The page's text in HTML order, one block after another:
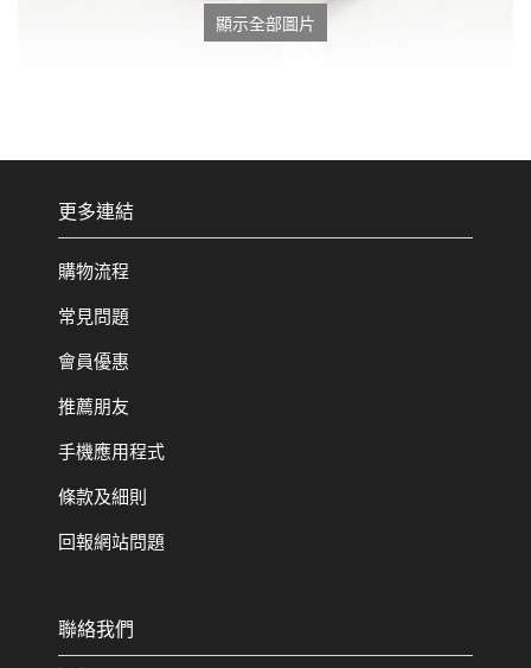
顯示全部圖片
更多連結
購物流程
常見問題
會員優惠
推薦朋友
手機應用程式
條款及細則
回報網站問題
聯絡我們